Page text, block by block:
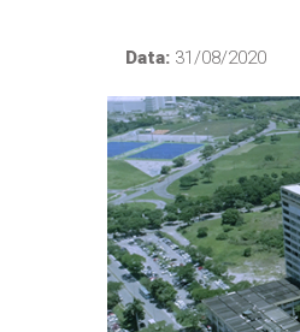
Data:31/08/2020